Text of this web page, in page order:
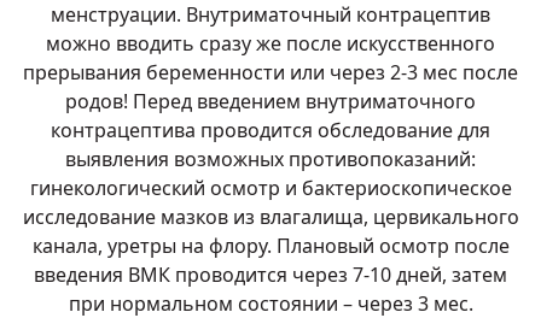
менструации. Внутриматочный контрацептив
можно вводить сразу же после искусственного
прерывания беременности или через 2-3 мес после
родов! Перед введением внутриматочного
контрацептива проводится обследование для
выявления возможных противопоказаний:
гинекологический осмотр и бактериоскопическое
исследование мазков из влагалища, цервикального
канала, уретры на флору. Плановый осмотр после
введения ВМК проводится через 7-10 дней, затем
при нормальном состоянии – через 3 мес.